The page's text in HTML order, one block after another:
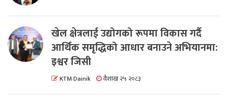
खेल क्षेत्रलाई उद्योगको रूपमा विकास गर्दै
आर्थिक समृद्धिको आधार बनाउने अभियानमा:
इश्वर जिसी
KTM Dainik वैशाख २५ २०८३